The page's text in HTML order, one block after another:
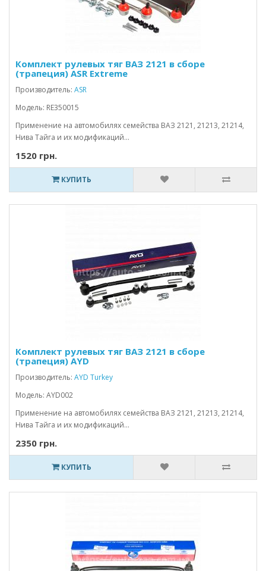
Комплект рулевых тяг ВАЗ 2121 в сборе
(трапеция) ASR Extreme
Производитель: ASR
Модель: RE350015
Применение на автомобилях семейства ВАЗ 2121, 21213, 21214,
Нива Тайга и их модификаций...
1520 грн.
КУПИТЬ
Комплект рулевых тяг ВАЗ 2121 в сборе
(трапеция) AYD
Производитель: AYD Turkey
Модель: AYD002
Применение на автомобилях семейства ВАЗ 2121, 21213, 21214,
Нива Тайга и их модификаций...
2350 грн.
КУПИТЬ